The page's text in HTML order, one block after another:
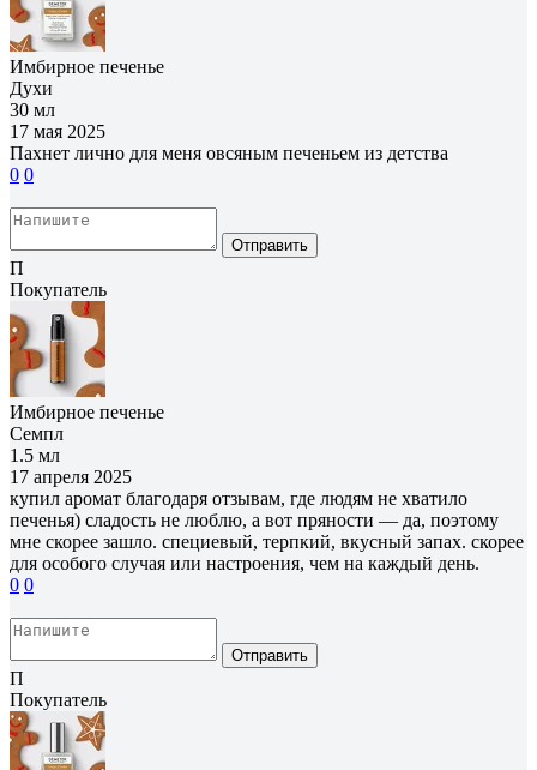
Имбирное печенье
Духи
30 мл
17 мая 2025
Пахнет лично для меня овсяным печеньем из детства
0 0
Отправить
П
Покупатель
Имбирное печенье
Семпл
1.5 мл
17 апреля 2025
купил аромат благодаря отзывам, где людям не хватило
печенья) сладость не люблю, а вот пряности — да, поэтому
мне скорее зашло. специевый, терпкий, вкусный запах. скорее
для особого случая или настроения, чем на каждый день.
0 0
Отправить
П
Покупатель